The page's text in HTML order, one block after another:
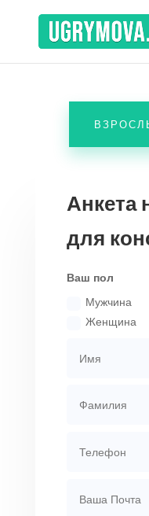
Анкета
для
Ваш пол
Мужчина
Женщина